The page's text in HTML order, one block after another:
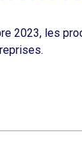
2023, les